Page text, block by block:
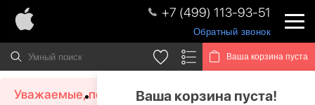
+7 (499) 113-93-51
Обратный звонок
Ваша корзина пуста
Ваша корзина пуста!
Уважаемые, посетители!